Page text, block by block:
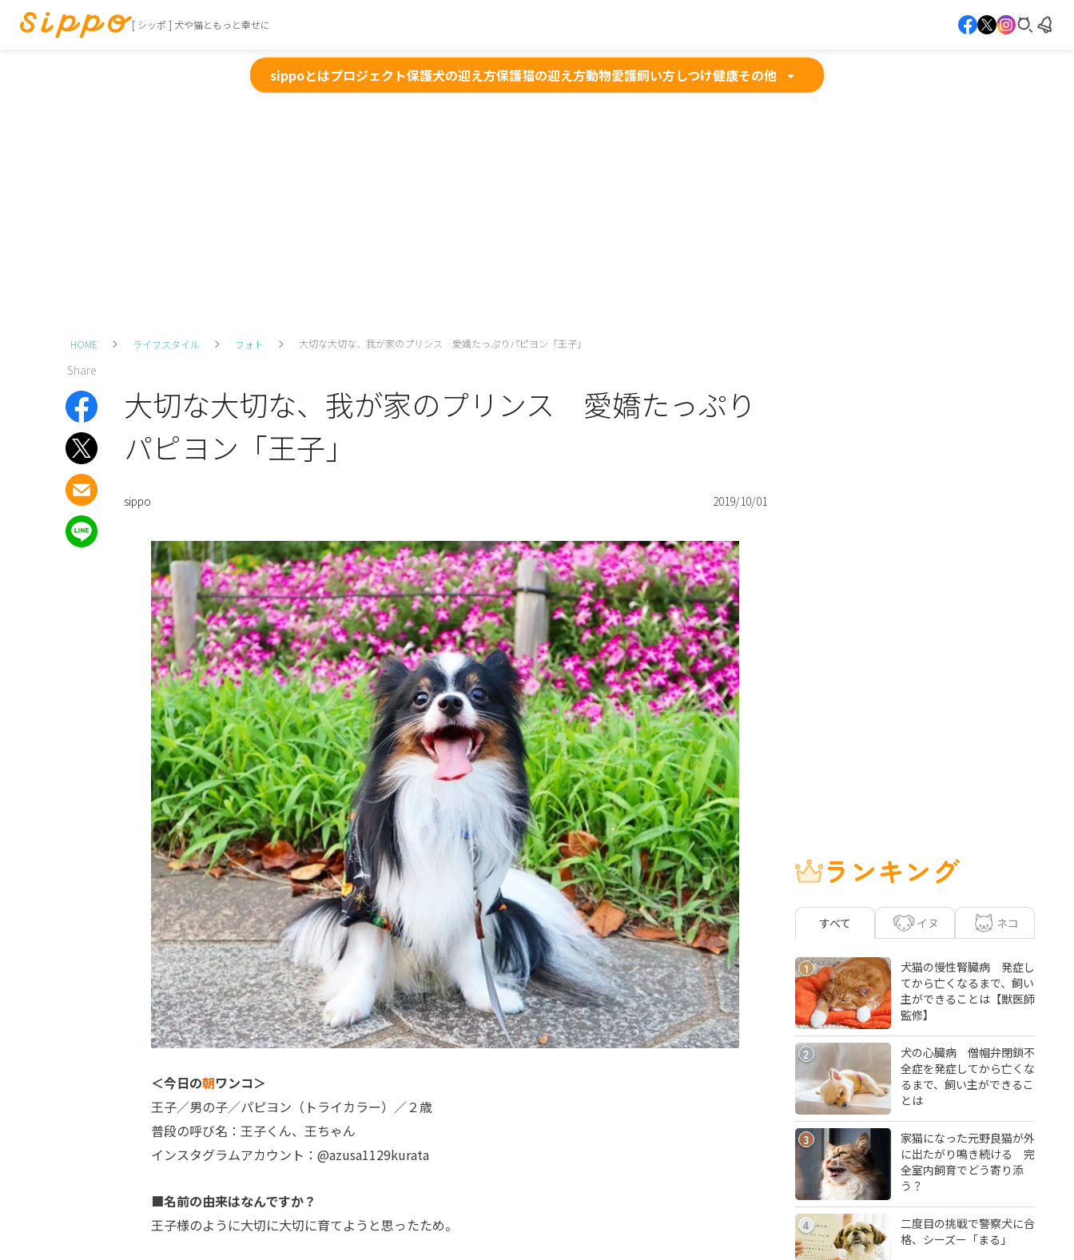
[ シッポ ] 犬や猫ともっと幸せに
sippoとはプロジェクト保護犬の迎え方保護猫の迎え方動物愛護飼い方しつけ健康その他
HOME ライフスタイル フォト 大切な大切な、我が家のプリンス 愛嬌たっぷりパピヨン「王子」
Share
大切な大切な、我が家のプリンス 愛嬌たっぷり
パピヨン「王子」
sippo 2019/10/01
＜今日の朝ワンコ＞
王子／男の子／パピヨン（トライカラー）／２歳
普段の呼び名：王子くん、王ちゃん
インスタグラムアカウント：@azusa1129kurata
■名前の由来はなんですか？
王子様のように大切に大切に育てようと思ったため。
ランキング
すべて イヌ ネコ
1
犬猫の慢性腎臓病 発症し
てから亡くなるまで、飼い
主ができることは【獣医師
監修】
2
犬の心臓病 僧帽弁閉鎖不
全症を発症してから亡くな
るまで、飼い主ができるこ
とは
3
家猫になった元野良猫が外
に出たがり鳴き続ける 完
全室内飼育でどう寄り添
う？
4
二度目の挑戦で警察犬に合
格、シーズー「まる」